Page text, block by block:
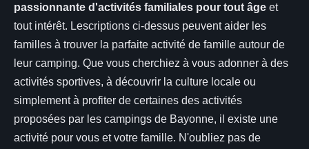
passionnante d'activités familiales pour tout âge et
tout intérêt. Lescriptions ci-dessus peuvent aider les
familles à trouver la parfaite activité de famille autour de
leur camping. Que vous cherchiez à vous adonner à des
activités sportives, à découvrir la culture locale ou
simplement à profiter de certaines des activités
proposées par les campings de Bayonne, il existe une
activité pour vous et votre famille. N'oubliez pas de